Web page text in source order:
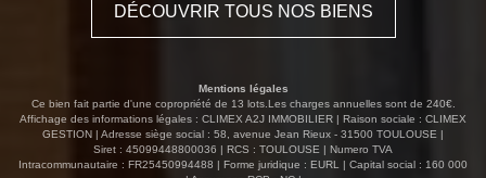
apportant luminosité et aération à l'ensemble de la pièce
de vie. Une place de parking vient compléter ce bien,
résidence principale ou un investissement locatif. Pour
toute information complémentaire ou pour organiser une
visite, n'hésitez pas à nous contacter. Certaines photos
ont été modifiées afin de meubler les pièces mais pas de
DÉCOUVRIR TOUS NOS BIENS
Mentions légales
Ce bien fait partie d'une copropriété de 13 lots.Les charges annuelles sont de 240€.
Affichage des informations légales : CLIMEX A2J IMMOBILIER | Raison sociale : CLIMEX
GESTION | Adresse siège social : 58, avenue Jean Rieux - 31500 TOULOUSE |
Siret : 45099448800036 | RCS : TOULOUSE | Numero TVA
Intracommunautaire : FR25450994488 | Forme juridique : EURL | Capital social : 160 000